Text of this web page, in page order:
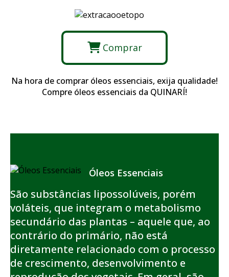
Comprar
Na hora de comprar óleos essenciais, exija qualidade!
Compre óleos essenciais da QUINARÍ!
Óleos Essenciais
São substâncias lipossolúveis, porém
voláteis, que integram o metabolismo
secundário das plantas – aquele que, ao
contrário do primário, não está
diretamente relacionado com o processo
de crescimento, desenvolvimento e